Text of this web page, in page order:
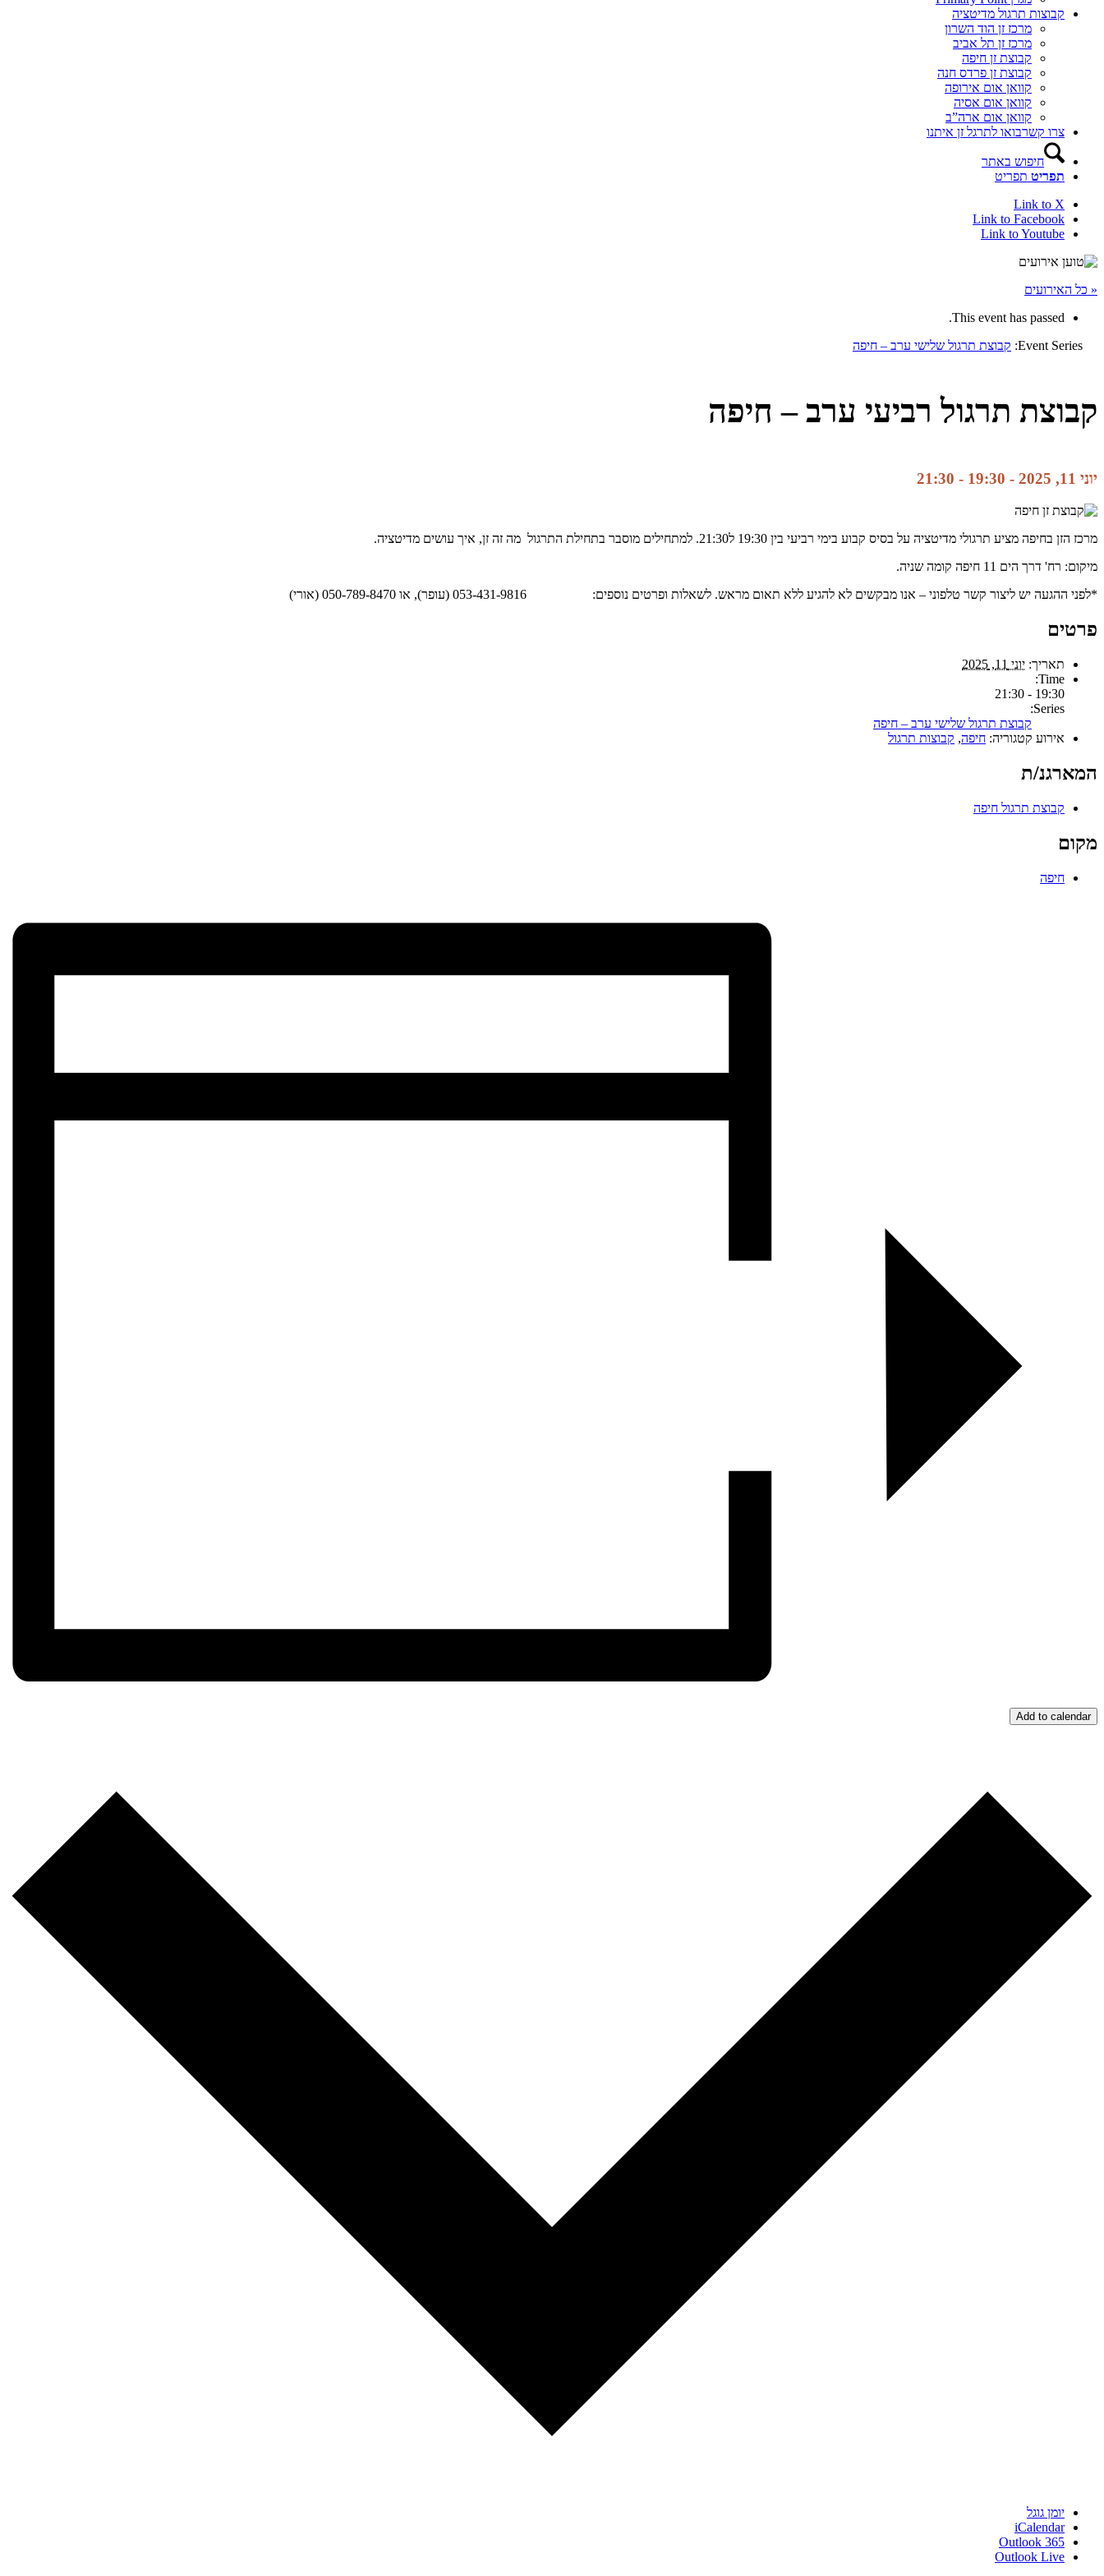
קבוצות תרגול מדיטציה
מרכז זן הוד השרון
מרכז זן תל אביב
קבוצת זן חיפה
קבוצת זן פרדס חנה
קוואן אום אירופה
קוואן אום אסיה
קוואן אום ארה”ב
צרו קשרבואו לתרגל זן איתנו
חיפוש באתר
תפריט תפריט
Link to X
Link to Facebook
Link to Youtube
« כל האירועים
This event has passed.
Event Series: קבוצת תרגול שלישי ערב – חיפה
קבוצת תרגול רביעי ערב – חיפה
יוני 11, 2025 - 19:30 -
21:30
מרכז הזן בחיפה מציע תרגולי מדיטציה על בסיס קבוע בימי רביעי בין 19:30 ל21:30. למתחילים מוסבר בתחילת התרגול מה זה זן, איך עושים מדיטציה.
מיקום: רח' דרך הים 11 חיפה קומה שניה.
*לפני ההגעה יש ליצור קשר טלפוני – אנו מבקשים לא להגיע ללא תאום מראש. לשאלות ופרטים נוספים: 053-431-9816 (עופר), או 050-789-8470 (אורי)
פרטים
תאריך: יוני 11, 2025
Time:
19:30 - 21:30
Series:
קבוצת תרגול שלישי ערב – חיפה
אירוע קטגוריה: חיפה, קבוצות תרגול
המארגנ/ת
קבוצת תרגול חיפה
מקום
חיפה
Add to calendar
יומן גוגל
iCalendar
Outlook 365
Outlook Live